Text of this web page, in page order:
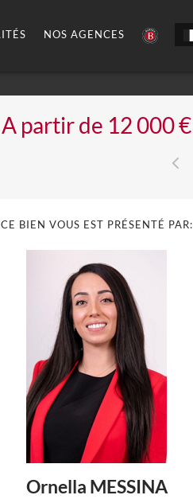
NOS AGENCES
A partir de 12 000 €
CE BIEN VOUS EST PRÉSENTÉ PAR:
Ornella MESSINA